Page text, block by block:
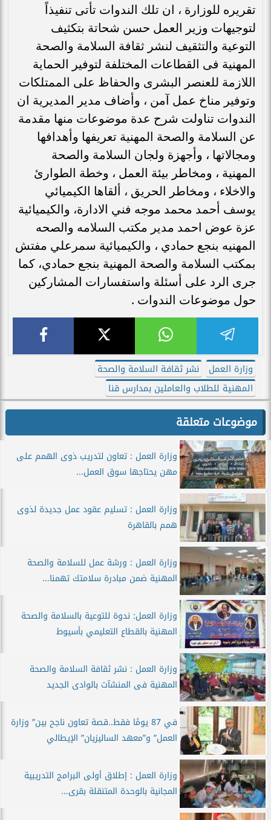
تقريره للوزارة ، ان تلك الندوات تأتى تنفيذاً
لتوجيهات وزير العمل حسن شحاتة بتكثيف
التوعية والتثقيف لنشر ثقافة السلامة والصحة
المهنية فى القطاعات المختلفة لتوفير الحماية
اللازمة للعنصر البشرى والحفاظ على الممتلكات
وتوفير مناخ عمل آمن ، وأضاف مدير المديرية ان
الندوات تناولت شرح عدة موضوعات منها مقدمة
عن السلامة والصحة المهنية تعريفها وأهدافها
ومجالاتها ، وأجهزة ولجان السلامة والصحة
المهنية ، ومخاطر بيئة العمل ، وخطة الطوارئ
والاخلاء ، ومخاطر الحريق ، ألقاها الكيميائي
يوسف أحمد محمد موجه فني الادارة، والكيميائية
عزة عوض احمد مدير مكتب السلامه والصحه
المهنيه بنجع حمادي ، والكيميائية سمرعلي مفتش
بمكتب السلامة والصحة المهنية بنجع حمادي، كما
جرى الرد على أسئلة واستفسارات المشاركين
حول موضوعات الندوات .
وزارة العمل
نشر ثقافة السلامة والصحة
المهنية للطلاب والعاملين بمدارس قنا
موضوعات متعلقة
وزارة العمل : تعاون لتدريب ذوى الهمم على
مهن يحتاجها سوق العمل...
وزارة العمل : تسليم عقود عمل جديدة لذوى
همم بالقاهرة
وزارة العمل : ورشة عمل للسلامة والصحة
المهنية ضمن مبادرة سلامتك تهمنا...
وزارة العمل: ندوة للتوعية بالسلامة والصحة
المهنية بالقطاع التعليمي بأسيوط
وزارة العمل : نشر ثقافة السلامة والصحة
المهنية فى المنشآت بالوادى الجديد
في 87 يومًا فقط..قصة تعاون ناجح بين” وزارة
العمل” و”معهد الساليزيان” الإيطالي
وزارة العمل : إطلاق أولى البرامج التدريبية
المجانية بالوحدة المتنقلة بقرى...